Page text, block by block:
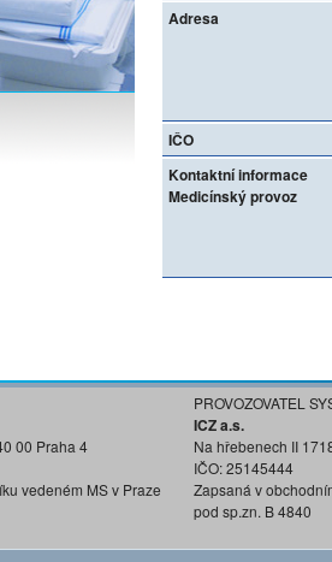
Adresa
IČO
Kontaktní informace
Medicínský provoz
00 Praha 4
vedeném MS v Praze
PROVOZOVATEL
ICZ a.s.
Na hřebenech II
IČO: 25145444
Zapsaná v
pod sp.zn. B 4840